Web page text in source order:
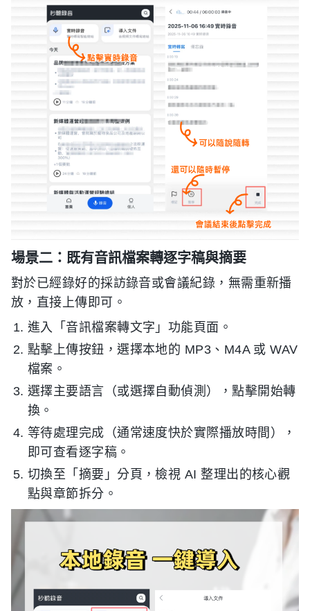
場景二：既有音訊檔案轉逐字稿與摘要
對於已經錄好的採訪錄音或會議紀錄，無需重新播
放，直接上傳即可。
進入「音訊檔案轉文字」功能頁面。
點擊上傳按鈕，選擇本地的 MP3、M4A 或 WAV
檔案。
選擇主要語言（或選擇自動偵測），點擊開始轉
換。
等待處理完成（通常速度快於實際播放時間），
即可查看逐字稿。
切換至「摘要」分頁，檢視 AI 整理出的核心觀
點與章節拆分。